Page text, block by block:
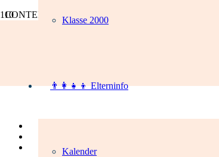
Klasse 2000
👨‍👩‍👧‍👦 Elterninfo
Kalender
CONTENTS